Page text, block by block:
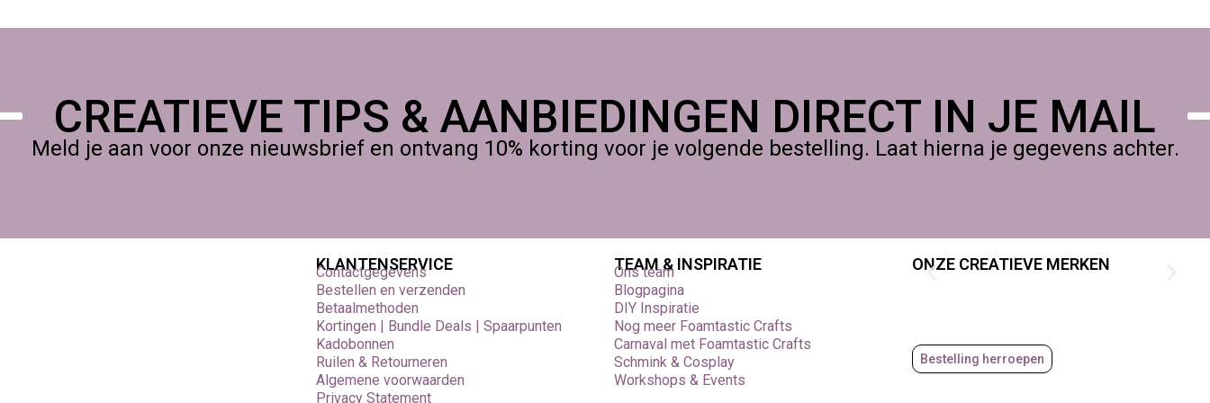
CREATIEVE TIPS & AANBIEDINGEN DIRECT IN JE MAIL
Meld je aan voor onze nieuwsbrief en ontvang 10% korting voor je volgende bestelling. Laat hierna je gegevens achter.
KLANTENSERVICE
Contactgegevens
Bestellen en verzenden
Betaalmethoden
Kortingen | Bundle Deals | Spaarpunten
Kadobonnen
Ruilen & Retourneren
Algemene voorwaarden
Privacy Statement
TEAM & INSPIRATIE
Ons team
Blogpagina
DIY Inspiratie
Nog meer Foamtastic Crafts
Carnaval met Foamtastic Crafts
Schmink & Cosplay
Workshops & Events
ONZE CREATIEVE MERKEN
Bestelling herroepen